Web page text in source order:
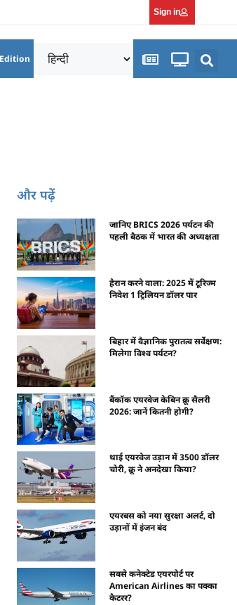
Sign in
Edition
और पढ़ें
जानिए BRICS 2026 पर्यटन की
पहली बैठक में भारत की अध्यक्षता
हैरान करने वाला: 2025 में टूरिज्म
निवेश 1 ट्रिलियन डॉलर पार
बिहार में वैज्ञानिक पुरातत्व सर्वेक्षण:
मिलेगा विश्व पर्यटन?
बैंकॉक एयरवेज केबिन क्रू सैलरी
2026: जानें कितनी होगी?
थाई एयरवेज उड़ान में 3500 डॉलर
चोरी, क्रू ने अनदेखा किया?
एयरबस को नया सुरक्षा अलर्ट, दो
उड़ानों में इंजन बंद
सबसे कनेक्टेड एयरपोर्ट पर
American Airlines का पक्का
कैटरर?